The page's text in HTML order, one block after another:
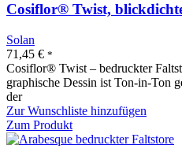
Cosiflor® Twist,
Solan
71,45 € *
Cosiflor® Twist – bedruckter
graphische Dessin ist Ton-in-Ton
der
Zur Wunschliste hinzufügen
Zum Produkt